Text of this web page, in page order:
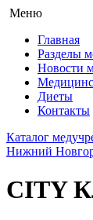
Меню
Главная
Разделы
Новости
Диеты
Контакты
Каталог
Нижний
CITY